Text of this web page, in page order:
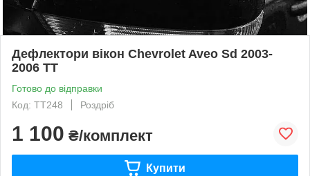
Дефлектори вікон Chevrolet Aveo Sd 2003-
2006 TT
Готово до відправки
Код: TT248
Роздріб
1 100 ₴/комплект
Купити